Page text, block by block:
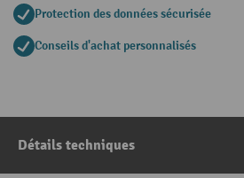
Protection des données sécurisée
Conseils d'achat personnalisés
Détails techniques